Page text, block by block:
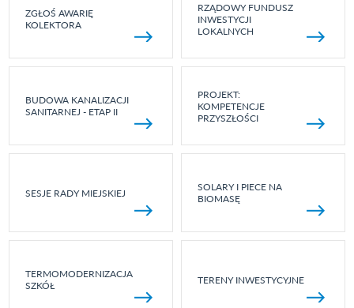
ZGŁOŚ AWARIĘ
KOLEKTORA
RZĄDOWY FUNDUSZ
INWESTYCJI
LOKALNYCH
BUDOWA KANALIZACJI
SANITARNEJ - ETAP II
PROJEKT:
KOMPETENCJE
PRZYSZŁOŚCI
SESJE RADY MIEJSKIEJ
SOLARY I PIECE NA
BIOMASĘ
TERMOMODERNIZACJA
SZKÓŁ
TERENY INWESTYCYJNE